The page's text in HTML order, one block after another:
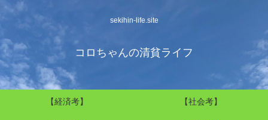
sekihin-life.site
コロちゃんの清貧ライフ
【経済考】 【社会考】